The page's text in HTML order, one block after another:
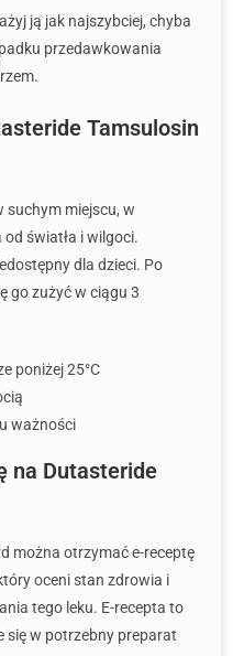
ją jak najszybciej, chyba
przedawkowania
Tamsulosin
suchym miejscu, w
od światła i wilgoci.
dla dzieci. Po
go zużyć w ciągu 3
poniżej 25°C
ważności
na Dutasteride
można otrzymać e-receptę
oceni stan zdrowia i
tego leku. E-recepta to
się w potrzebny preparat